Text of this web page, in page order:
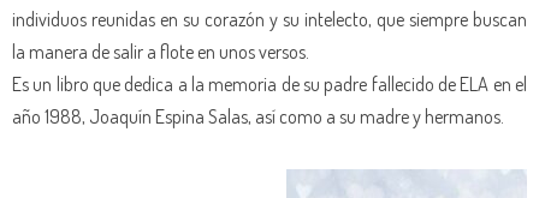
individuos reunidas en su corazón y su intelecto, que siempre buscan
la manera de salir a flote en unos versos.
Es un libro que dedica a la memoria de su padre fallecido de ELA en el
año 1988, Joaquín Espina Salas, así como a su madre y hermanos.